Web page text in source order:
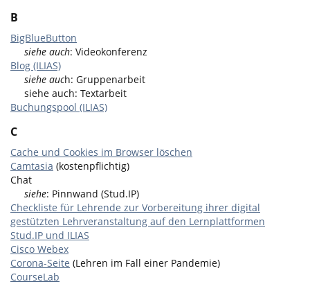
B
BigBlueButton
siehe auch: Videokonferenz
Blog (ILIAS)
siehe auch: Gruppenarbeit
siehe auch: Textarbeit
Buchungspool (ILIAS)
C
Cache und Cookies im Browser löschen
Camtasia (kostenpflichtig)
Chat
siehe: Pinnwand (Stud.IP)
Checkliste für Lehrende zur Vorbereitung ihrer digital
gestützten Lehrveranstaltung auf den Lernplattformen
Stud.IP und ILIAS
Cisco Webex
Corona-Seite (Lehren im Fall einer Pandemie)
CourseLab